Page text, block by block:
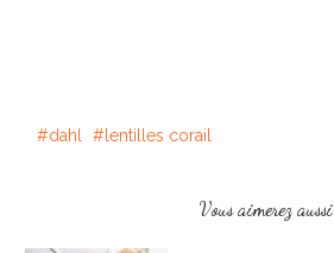
dahl lentilles corail
Vous aimerez aussi